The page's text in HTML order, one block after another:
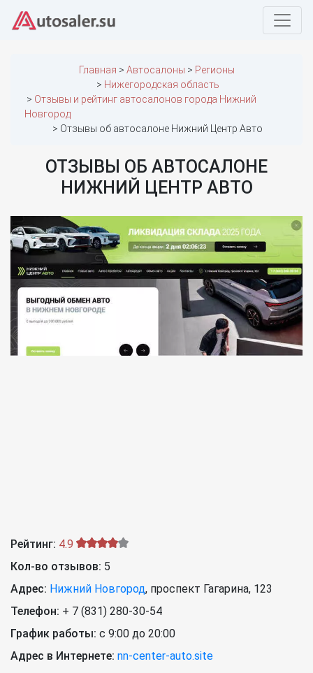
Главная Автосалоны
Регионы
Нижегородская область
Отзывы и рейтинг автосалонов города Нижний
Новгород
Отзывы об автосалоне Нижний Центр Авто
ОТЗЫВЫ ОБ АВТОСАЛОНЕ
НИЖНИЙ ЦЕНТР АВТО
Рейтинг: 4.9
Кол-во отзывов: 5
Адрес: Нижний Новгород, проспект Гагарина, 123
Телефон: + 7 (831) 280-30-54
График работы: с 9:00 до 20:00
Адрес в Интернете: nn-center-auto.site